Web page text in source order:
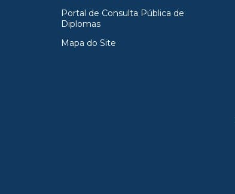
Portal de Consulta Pública de
Diplomas
Mapa do Site